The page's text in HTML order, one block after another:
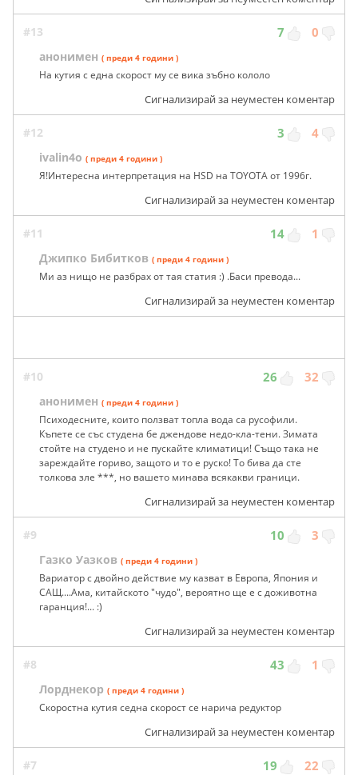
#13 7 0
анонимен ( преди 4 години )
На кутия с една скорост му се вика зъбно кололо
Сигнализирай за неуместен коментар
#12 3 4
ivalin4o ( преди 4 години )
Я!Интересна интерпретация на HSD на TOYOTA от 1996г.
Сигнализирай за неуместен коментар
#11 14 1
Джипко Бибитков ( преди 4 години )
Ми аз нищо не разбрах от тая статия :) .Баси превода...
Сигнализирай за неуместен коментар
#10 26 32
анонимен ( преди 4 години )
Психодесните, които ползват топла вода са русофили.
Къпете се със студена бе джендове недо-кла-тени. Зимата
стойте на студено и не пускайте климатици! Също така не
зареждайте гориво, защото и то е руско! То бива да сте
толкова зле ***, но вашето минава всякакви граници.
Сигнализирай за неуместен коментар
#9 10 3
Газко Уазков ( преди 4 години )
Вариатор с двойно действие му казват в Европа, Япония и
САЩ....Ама, китайското "чудо", вероятно ще е с доживотна
гаранция!... :)
Сигнализирай за неуместен коментар
#8 43 1
Лорднекор ( преди 4 години )
Скоростна кутия седна скорост се нарича редуктор
Сигнализирай за неуместен коментар
#7 19 22